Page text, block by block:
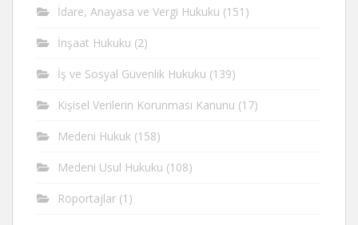
İdare, Anayasa ve Vergi Hukuku (151)
İnşaat Hukuku (2)
İş ve Sosyal Güvenlik Hukuku (139)
Kişisel Verilerin Korunması Kanunu (17)
Medeni Hukuk (158)
Medeni Usul Hukuku (108)
Röportajlar (1)